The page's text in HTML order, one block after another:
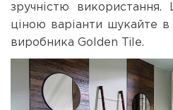
зручністю використання.
ціною варіанти шукайте в
виробника Golden Tile.